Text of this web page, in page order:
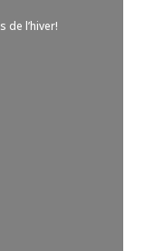
de l’hiver!